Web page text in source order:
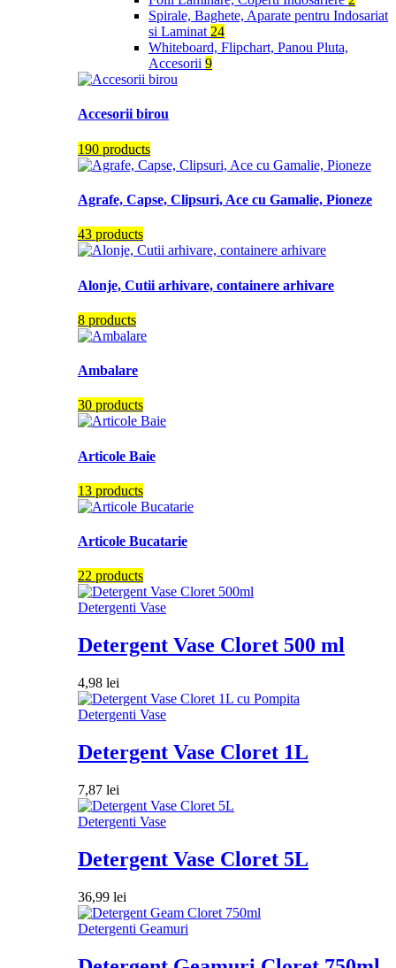
Spirale, Baghete, Aparate pentru Indosariat
si Laminat 24
Whiteboard, Flipchart, Panou Pluta,
Accesorii 9
Accesorii birou
190 products
Agrafe, Capse, Clipsuri, Ace cu Gamalie, Pioneze
43 products
Alonje, Cutii arhivare, containere arhivare
8 products
Ambalare
30 products
Articole Baie
13 products
Articole Bucatarie
22 products
Detergenti Vase
Detergent Vase Cloret 500 ml
4,98 lei
Detergenti Vase
Detergent Vase Cloret 1L
7,87 lei
Detergenti Vase
Detergent Vase Cloret 5L
36,99 lei
Detergenti Geamuri